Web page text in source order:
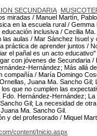
SECUNDARIA
miradas / Manuel Martín,
en la escuela rural / Gemma
inclusiva / Cecilia Ma.
aulas / Mar Sánchez Isuel y
práctica de aprender juntos /
el pañal es un acto educativo"
con jóvenes de
Hernández; Más allá
compañía / María Domingo
Juana Ma. Sancho
que no cumplen las
Hernández-Hernández;
Gil; La necesidad de
Ma. Sancho Gil.
y del profesorado / Miquel
content/Inicio.aspx